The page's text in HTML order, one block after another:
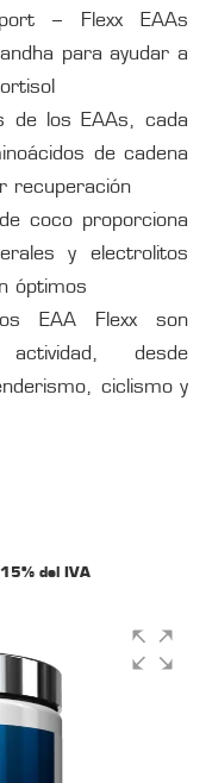
– Flexx EAAs
para ayudar a
de los EAAs, cada
de cadena
recuperación
coco proporciona
y electrolitos
óptimos
EAA Flexx son
desde
ciclismo y
del IVA